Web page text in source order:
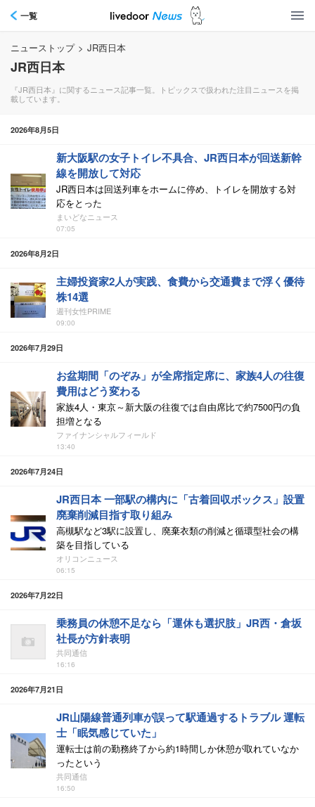
一覧
ニューストップ > JR西日本
JR西日本
『JR西日本』に関するニュース記事一覧。トピックスで扱われた注目ニュースを掲
載しています。
2026年8月5日
新大阪駅の女子トイレ不具合、JR西日本が回送新幹
線を開放して対応
JR西日本は回送列車をホームに停め、トイレを開放する対
応をとった
まいどなニュース
07:05
2026年8月2日
主婦投資家2人が実践、食費から交通費まで浮く優待
株14選
週刊女性PRIME
09:00
2026年7月29日
お盆期間「のぞみ」が全席指定席に、家族4人の往復
費用はどう変わる
家族4人・東京～新大阪の往復では自由席比で約7500円の負
担増となる
ファイナンシャルフィールド
13:40
2026年7月24日
JR西日本 一部駅の構内に「古着回収ボックス」設置
廃棄削減目指す取り組み
高槻駅など3駅に設置し、廃棄衣類の削減と循環型社会の構
築を目指している
オリコンニュース
06:15
2026年7月22日
乗務員の休憩不足なら「運休も選択肢」JR西・倉坂
社長が方針表明
共同通信
16:16
2026年7月21日
JR山陽線普通列車が誤って駅通過するトラブル 運転
士「眠気感じていた」
運転士は前の勤務終了から約1時間しか休憩が取れていなか
ったという
共同通信
16:50